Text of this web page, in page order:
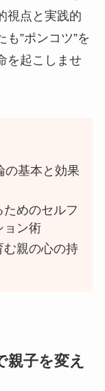
視点と実践的
”ポンコツ”を
を起こしませ
の基本と効果
めのセルフ
ョン術
親の心の持
子を変え